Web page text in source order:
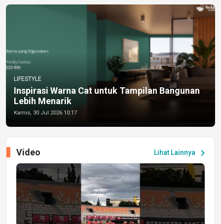
LIFESTYLE
Inspirasi Warna Cat untuk Tampilan Bangunan
Lebih Menarik
Kamis, 30 Jul 2026 10:17
Lihat Lainnya chevron_right
Video